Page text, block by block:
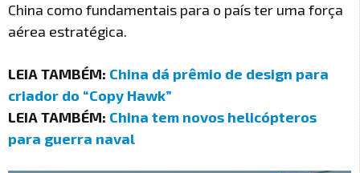
China como fundamentais para o país ter uma força
aérea estratégica.
LEIA TAMBÉM: China dá prêmio de design para
criador do “Copy Hawk”
LEIA TAMBÉM: China tem novos helicópteros
para guerra naval